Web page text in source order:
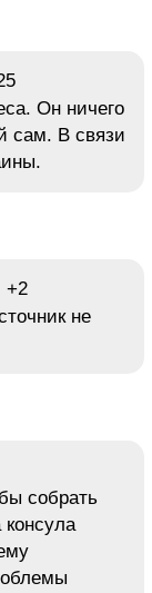
Он ничего
сам. В связи
+2
не
собрать
консула